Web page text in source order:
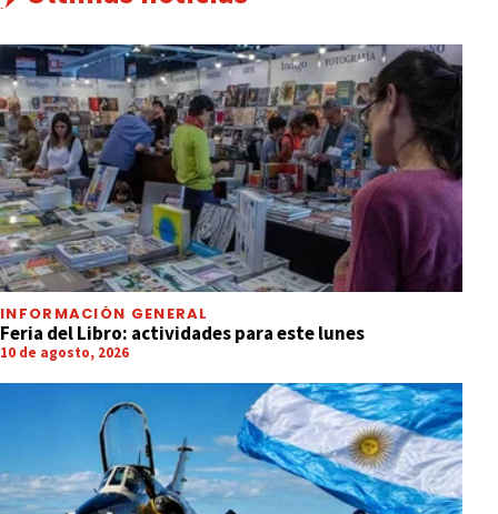
INFORMACIÓN GENERAL
Feria del Libro: actividades para este lunes
10 de agosto, 2026